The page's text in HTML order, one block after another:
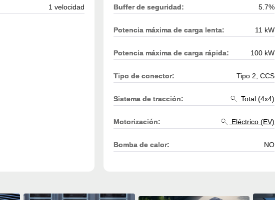
1 velocidad Buffer de seguridad: 5.7%
Potencia máxima de carga lenta: 11 kW
Potencia máxima de carga rápida: 100 kW
Tipo de conector: Tipo 2, CCS
Sistema de tracción: Total (4x4)
Motorización: Eléctrico (EV)
Bomba de calor: NO